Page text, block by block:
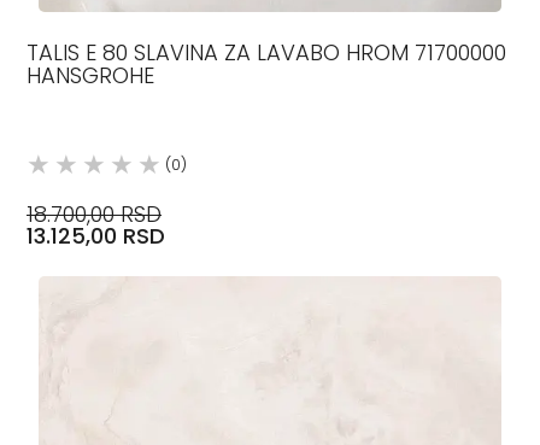
TALIS E 80 SLAVINA ZA LAVABO HROM 71700000
HANSGROHE
(0)
18.700,00 RSD
13.125,00 RSD